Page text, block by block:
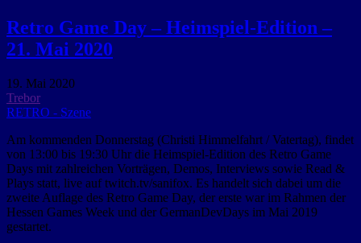
Retro Game Day – Heimspiel-Edition –
21. Mai 2020
19. Mai 2020
Trebor
RETRO - Szene
Am kommenden Donnerstag (Christi Himmelfahrt / Vatertag), findet
von 13:00 bis 19:30 Uhr die Heimspiel-Edition des Retro Game
Days mit zahlreichen Vorträgen, Demos, Interviews sowie Read &
Plays statt, live auf twitch.tv/sanifox. Es handelt sich dabei um die
zweite Auflage des Retro Game Day, der erste war im Rahmen der
Hessen Games Week und der GermanDevDays im Mai 2019
gestartet.